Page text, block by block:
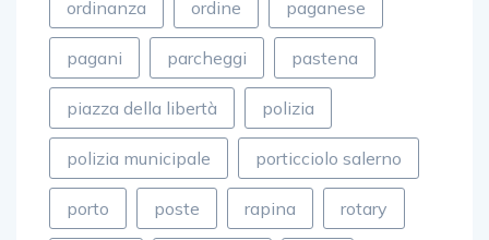
ordinanza ordine paganese
pagani parcheggi pastena
piazza della libertà polizia
polizia municipale porticciolo salerno
porto poste rapina rotary